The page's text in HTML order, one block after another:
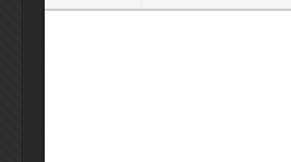
Вставить защищенную ссылку
Вставить смайлик
Вставка скрытого
Вставка